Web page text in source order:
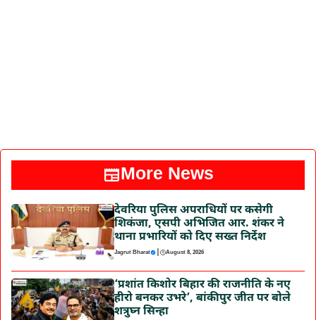
More News
देवरिया पुलिस अपराधियों पर कसेगी
शिकंजा, एसपी अभिजित आर. शंकर ने
थाना प्रभारियों को दिए सख्त निर्देश
Jagrut Bharat | August 8, 2026
‘प्रशांत किशोर बिहार की राजनीति के नए
हीरो बनकर उभरे’, बांकीपुर जीत पर बोले
शत्रुघ्न सिन्हा